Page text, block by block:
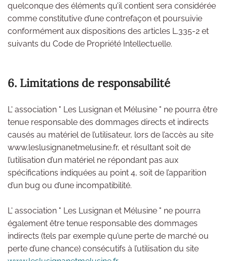
quelconque des éléments qu’il contient sera considérée
comme constitutive d’une contrefaçon et poursuivie
conformément aux dispositions des articles L.335-2 et
suivants du Code de Propriété Intellectuelle.
6. Limitations de responsabilité
L' association " Les Lusignan et Mélusine " ne pourra être
tenue responsable des dommages directs et indirects
causés au matériel de l’utilisateur, lors de l’accès au site
www.leslusignanetmelusine.fr, et résultant soit de
l’utilisation d’un matériel ne répondant pas aux
spécifications indiquées au point 4, soit de l’apparition
d’un bug ou d’une incompatibilité.
L' association " Les Lusignan et Mélusine " ne pourra
également être tenue responsable des dommages
indirects (tels par exemple qu’une perte de marché ou
perte d’une chance) consécutifs à l’utilisation du site